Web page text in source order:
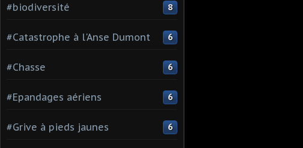
#biodiversité 8
#Catastrophe à l'Anse Dumont 6
#Chasse 6
#Epandages aériens 6
#Grive à pieds jaunes 6